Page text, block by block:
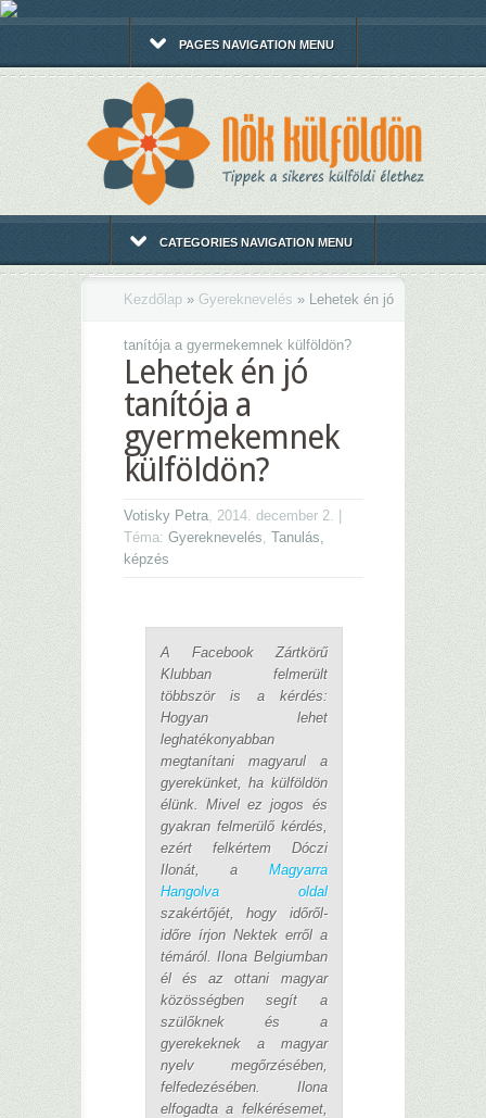
PAGES NAVIGATION MENU
CATEGORIES NAVIGATION MENU
Kezdőlap » Gyereknevelés » Lehetek én jó
tanítója a gyermekemnek külföldön?
Lehetek én jó
tanítója a
gyermekemnek
külföldön?
Votisky Petra, 2014. december 2. |
Téma: Gyereknevelés, Tanulás,
képzés
A Facebook Zártkörű
Klubban felmerült
többször is a kérdés:
Hogyan lehet
leghatékonyabban
megtanítani magyarul a
gyerekünket, ha külföldön
élünk. Mivel ez jogos és
gyakran felmerülő kérdés,
ezért felkértem Dóczi
Ilonát, a Magyarra
Hangolva oldal
szakértőjét, hogy időről-
időre írjon Nektek erről a
témáról. Ilona Belgiumban
él és az ottani magyar
közösségben segít a
szülőknek és a
gyerekeknek a magyar
nyelv megőrzésében,
felfedezésében. Ilona
elfogadta a felkérésemet,